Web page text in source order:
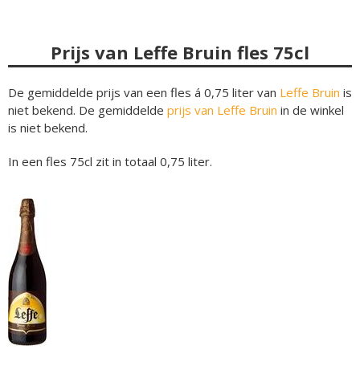
Prijs van Leffe Bruin fles 75cl
De gemiddelde prijs van een fles á 0,75 liter van Leffe Bruin is
niet bekend. De gemiddelde prijs van Leffe Bruin in de winkel
is niet bekend.
In een fles 75cl zit in totaal 0,75 liter.